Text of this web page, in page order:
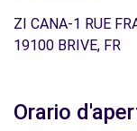
ZI CANA-1 RUE
19100 BRIVE, FR
Orario